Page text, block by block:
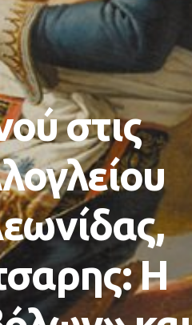
στις
Η